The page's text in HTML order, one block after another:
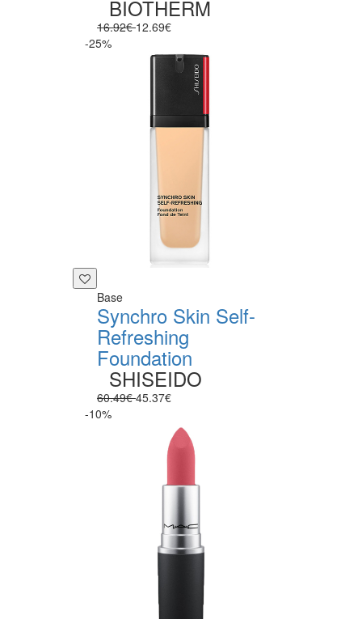
BIOTHERM
16.92€12.69€
-25%
Base
Synchro Skin Self-
Refreshing
Foundation
SHISEIDO
60.49€45.37€
-10%